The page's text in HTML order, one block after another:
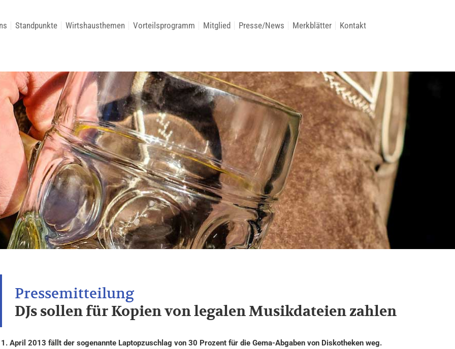
Standpunkte Wirtshausthemen Vorteilsprogramm Mitglied Presse/News Merkblätter Kontakt
DJs sollen für Kopien von legalen Musikdateien zahlen
April 2013 fällt der sogenannte Laptopzuschlag von 30 Prozent für die Gema-Abgaben von Diskotheken weg.